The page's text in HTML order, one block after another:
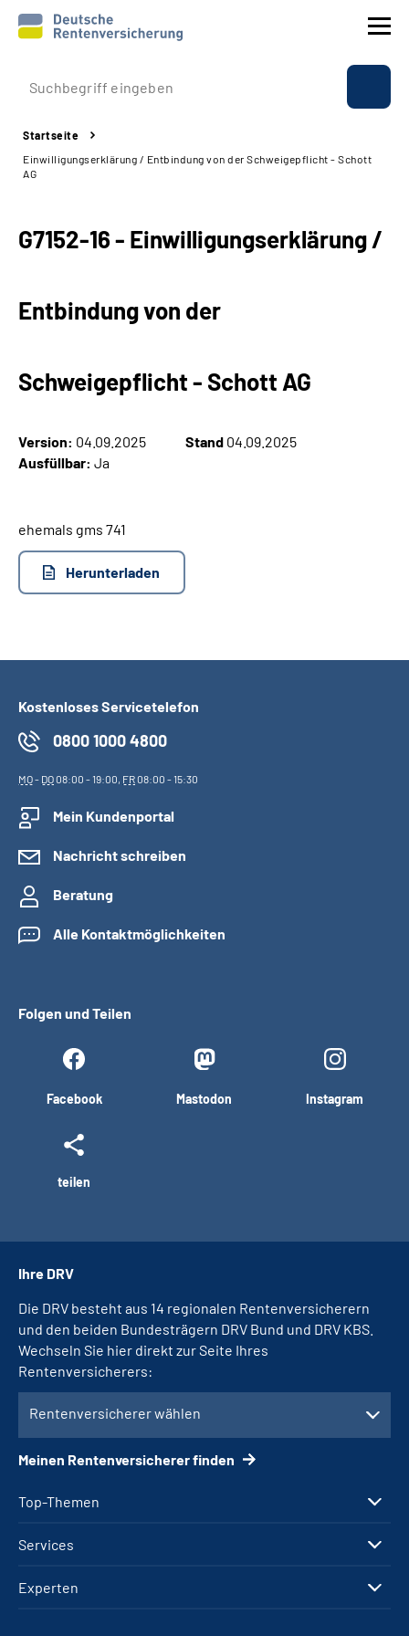
Prävention
Reha
Beratung & Kontakt
Experten
Suche
Inhalte in Gebärdensprache (DGS)
Leichte Sprache
Startseite
Einwilligungserklärung / Entbindung von der Schweigepflicht - Schott
AG
G7152-16 - Einwilligungserklärung /
Entbindung von der
Schweigepflicht - Schott AG
Version: 04.09.2025 Stand 04.09.2025
Ausfüllbar: Ja
ehemals gms 741
Herunterladen
Kostenloses Servicetelefon
0800 1000 4800
MO- DO08:00 - 19:00, FR08:00 - 15:30
Mein Kundenportal
Nachricht schreiben
Beratung
Alle Kontaktmöglichkeiten
Folgen und Teilen
Facebook Mastodon Instagram
teilen
Top-Themen
Services
Experten
Ihre DRV
Die DRV besteht aus 14 regionalen Rentenversicherern
und den beiden Bundesträgern DRV Bund und DRV KBS.
Wechseln Sie hier direkt zur Seite Ihres
Rentenversicherers:
Rentenversicherer wählen
Meinen Rentenversicherer finden